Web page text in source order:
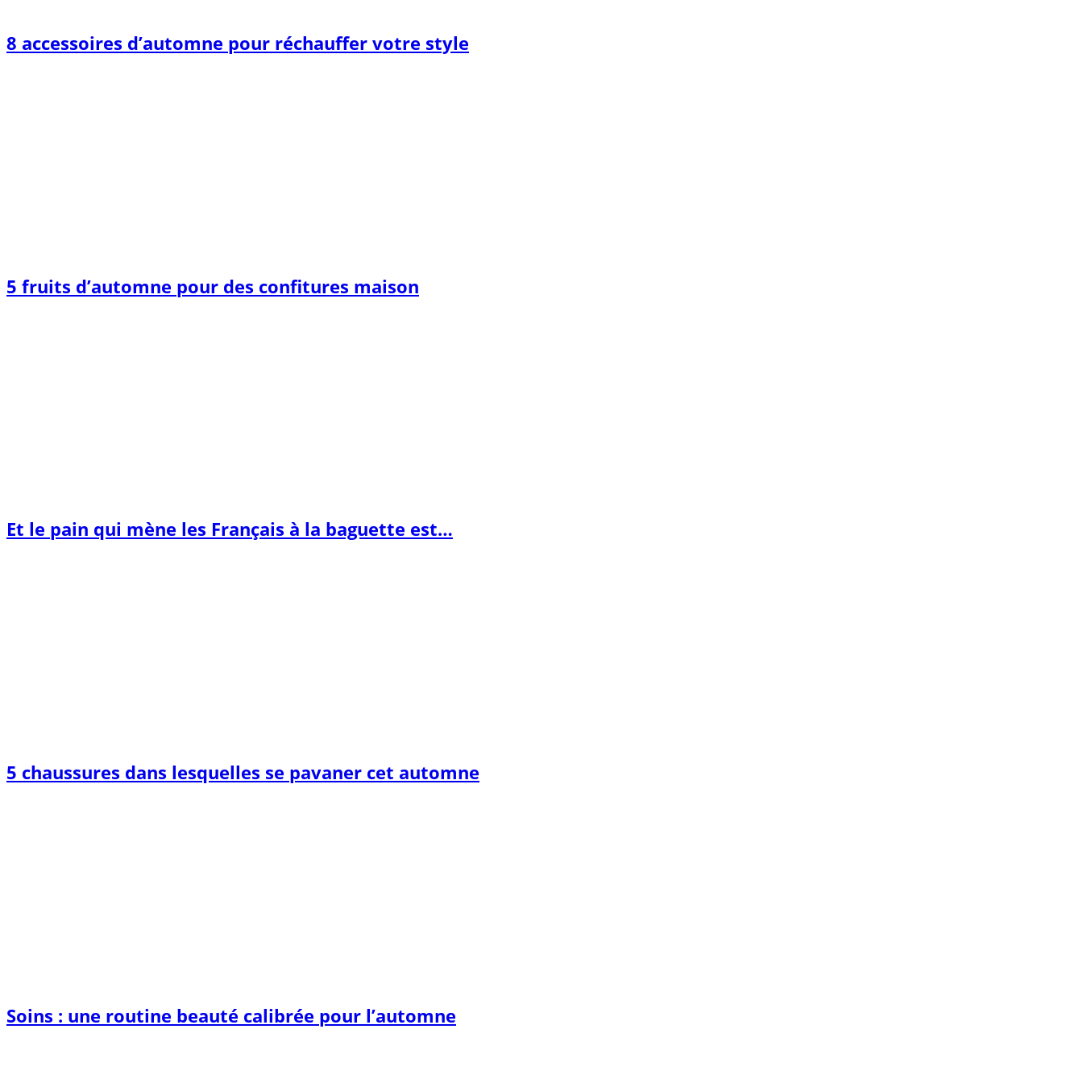
8 accessoires d’automne pour réchauffer votre style
5 fruits d’automne pour des confitures maison
Et le pain qui mène les Français à la baguette est…
5 chaussures dans lesquelles se pavaner cet automne
Soins : une routine beauté calibrée pour l’automne